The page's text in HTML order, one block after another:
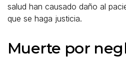
salud han causado daño al
que se haga justicia.
Muerte por